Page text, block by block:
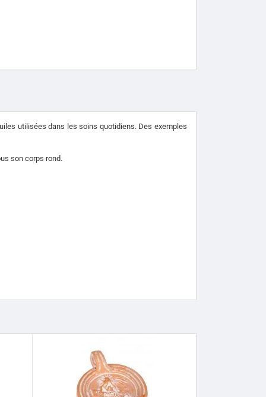
utilisées dans les soins quotidiens. Des exemples
son corps rond.